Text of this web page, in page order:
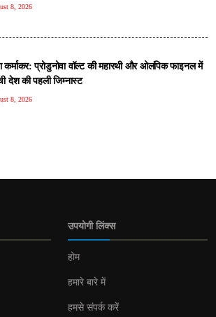
8, 2026
कर्माकर: प्रोडुनोवा वॉल्ट की महारथी और ओलंपिक फाइनल में
देश की पहली जिम्नास्ट
8, 2026
उपयोगी लिंक्स
होम
हमारे बारे में
हमसे संपर्क करें